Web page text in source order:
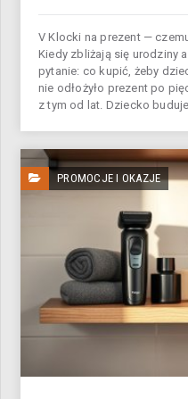
V Klocki na prezent —
Kiedy zbliżają się urodziny
pytanie: co kupić, żeby
nie odłożyło prezent po
z tym od lat. Dziecko
PROMOCJE I OKAZJE